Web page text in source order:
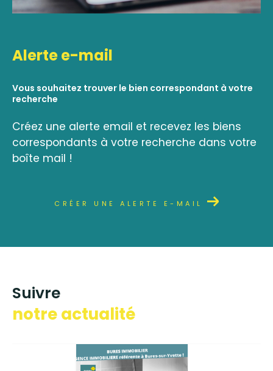
Alerte e-mail
Vous souhaitez trouver le bien correspondant à votre
recherche
Créez une alerte email et recevez les biens
correspondants à votre recherche dans votre
boîte mail !
CRÉER UNE ALERTE E-MAIL
suivre
notre actualité